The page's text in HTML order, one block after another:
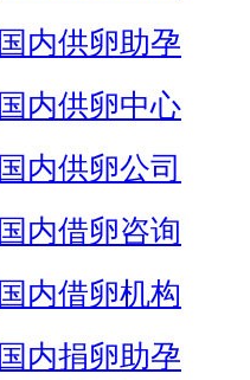
国内供卵助孕
国内供卵中心
国内供卵公司
国内借卵咨询
国内借卵机构
国内捐卵助孕